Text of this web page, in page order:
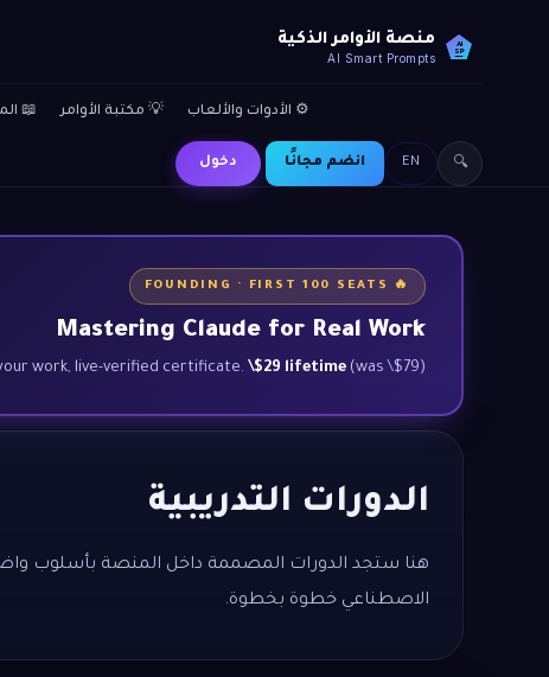
AI
SP
منصة الأوامر الذكية
AI Smart Prompts
⚙️ الأدوات والألعاب 💡 مكتبة الأوامر 📖
🔍
EN انضم مجانًا دخول
🔥 FOUNDING · FIRST 100 SEATS
Mastering Claude for Real Work
work, live-verified certificate. \$29 lifetime (was \$79).
الدورات التدريبية
هنا ستجد الدورات المصممة داخل المنصة بأسلوب واضح
الاصطناعي خطوة بخطوة.